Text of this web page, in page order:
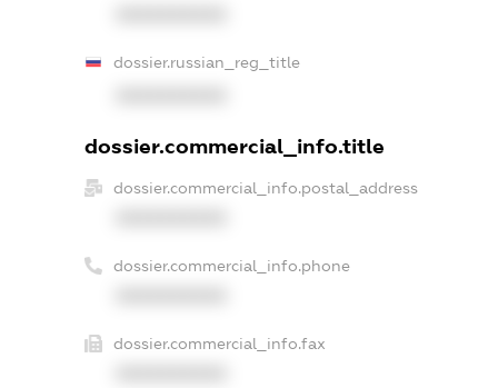
dossier.russian_reg_title
dossier.commercial_info.title
dossier.commercial_info.postal_address
dossier.commercial_info.phone
dossier.commercial_info.fax